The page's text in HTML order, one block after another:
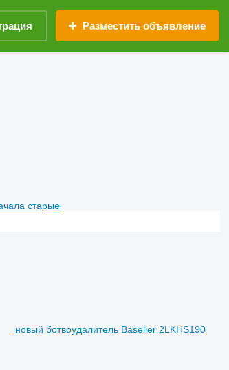
Разместить объявление
старые
новый ботвоудалитель Baselier 2LKHS190